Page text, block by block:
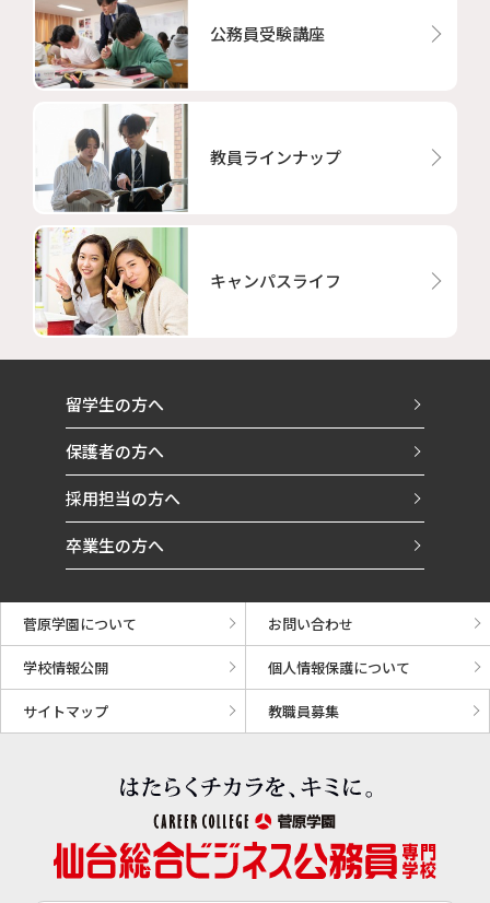
公務員受験講座
教員ラインナップ
キャンパスライフ
留学生の方へ
保護者の方へ
採用担当の方へ
卒業生の方へ
菅原学園について お問い合わせ
学校情報公開 個人情報保護について
サイトマップ 教職員募集